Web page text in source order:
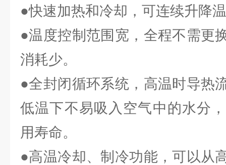
●快速加热和冷却，可连续升降
●温度控制范围宽，全程不需更
消耗少。
●全封闭循环系统，高温时导热
低温下不易吸入空气中的水分
用寿命。
●高温冷却、制冷功能，可以从